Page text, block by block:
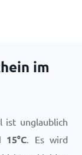
im
ist unglaublich
15°C. Es wird